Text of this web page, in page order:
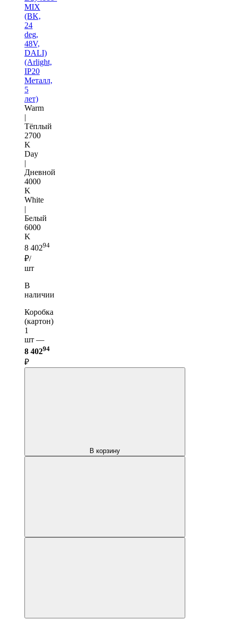
MIX
(BK,
24
deg,
48V,
DALI)
(Arlight,
IP20
Металл,
5
лет)
Warm
|
Тёплый
2700
K
Day
|
Дневной
4000
K
White
|
Белый
6000
K
8 40294
₽/
шт
В
наличии
Коробка
(картон)
1
шт —
8 40294
₽
В корзину